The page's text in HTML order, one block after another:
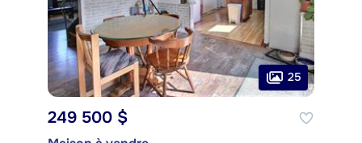
25
249 500 $